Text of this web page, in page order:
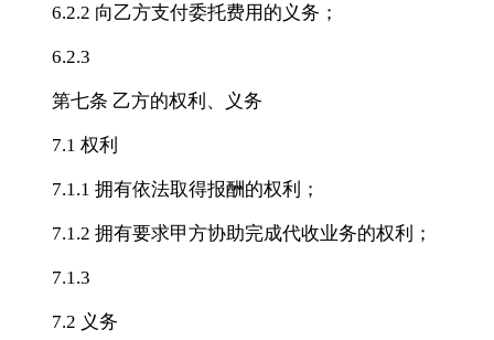
6.2.2 向乙方支付委托费用的义务；
6.2.3
第七条 乙方的权利、义务
7.1 权利
7.1.1 拥有依法取得报酬的权利；
7.1.2 拥有要求甲方协助完成代收业务的权利；
7.1.3
7.2 义务